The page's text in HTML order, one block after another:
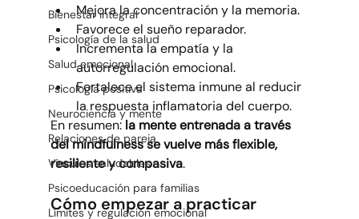
Bienestar integral
Psicología de la salud
Salud emocional
Psicología positiva
Neurociencia y mente
Relaciones de pareja
Vínculos saludables
Psicoeducación para familias
Límites y regulación emocional
Mejora la concentración y la memoria.
Favorece el sueño reparador.
Incrementa la empatía y la
autorregulación emocional.
Fortalece el sistema inmune al reducir
la respuesta inflamatoria del cuerpo.
En resumen: la mente entrenada a través
del mindfulness se vuelve más flexible,
resiliente y compasiva.
Cómo empezar a practicar